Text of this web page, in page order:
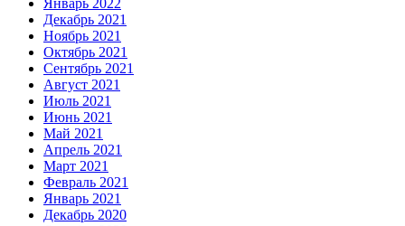
Январь 2022
Декабрь 2021
Ноябрь 2021
Октябрь 2021
Сентябрь 2021
Август 2021
Июль 2021
Июнь 2021
Май 2021
Апрель 2021
Март 2021
Февраль 2021
Январь 2021
Декабрь 2020